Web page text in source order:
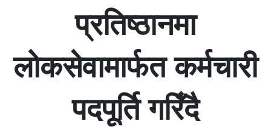
प्रतिष्ठानमा
लोकसेवामार्फत कर्मचारी
पदपूर्ति गरिँदै